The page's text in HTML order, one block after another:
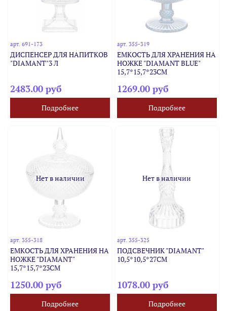
арт.691-173
ДИСПЕНСЕР ДЛЯ НАПИТКОВ
"DIAMANT"3 Л
2483.00 руб
Подробнее
арт. 355-319
ЕМКОСТЬ ДЛЯ ХРАНЕНИЯ НА
НОЖКЕ "DIAMANT BLUE"
15,7*15,7*23СМ
1269.00 руб
Подробнее
Нет в наличии
арт.355-318
ЕМКОСТЬ ДЛЯ ХРАНЕНИЯ НА
НОЖКЕ "DIAMANT"
15,7*15,7*23СМ
1250.00 руб
Подробнее
Нет в наличии
арт. 355-325
ПОДСВЕЧНИК "DIAMANT"
10,5*10,5*27СМ
1078.00 руб
Подробнее